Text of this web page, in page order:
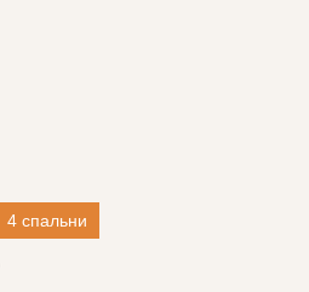
4 спальни